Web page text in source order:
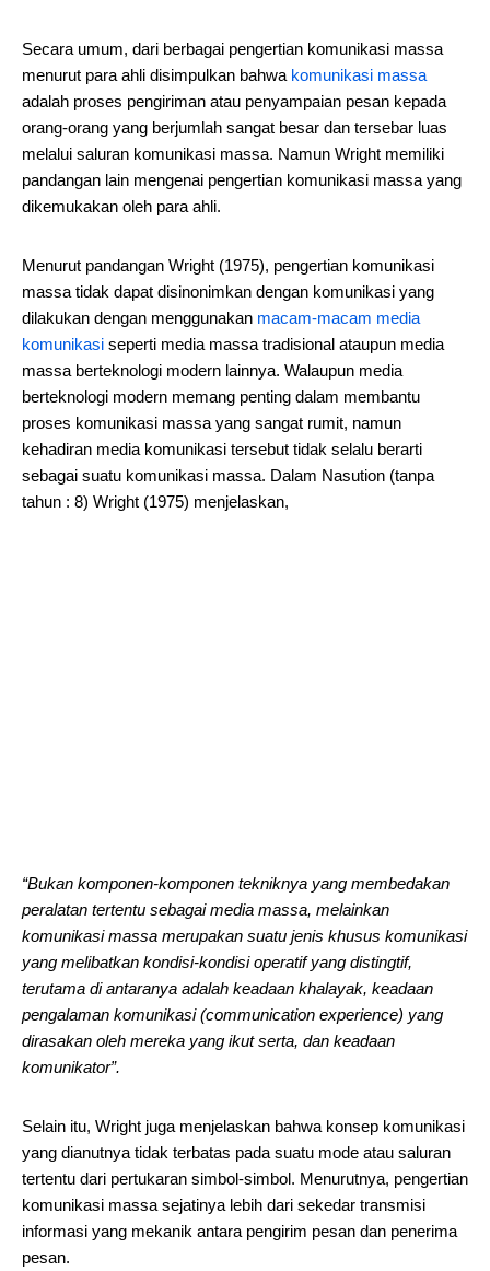
Secara umum, dari berbagai pengertian komunikasi massa
menurut para ahli disimpulkan bahwa komunikasi massa
adalah proses pengiriman atau penyampaian pesan kepada
orang-orang yang berjumlah sangat besar dan tersebar luas
melalui saluran komunikasi massa. Namun Wright memiliki
pandangan lain mengenai pengertian komunikasi massa yang
dikemukakan oleh para ahli.
Menurut pandangan Wright (1975), pengertian komunikasi
massa tidak dapat disinonimkan dengan komunikasi yang
dilakukan dengan menggunakan macam-macam media
komunikasi seperti media massa tradisional ataupun media
massa berteknologi modern lainnya. Walaupun media
berteknologi modern memang penting dalam membantu
proses komunikasi massa yang sangat rumit, namun
kehadiran media komunikasi tersebut tidak selalu berarti
sebagai suatu komunikasi massa. Dalam Nasution (tanpa
tahun : 8) Wright (1975) menjelaskan,
“Bukan komponen-komponen tekniknya yang membedakan
peralatan tertentu sebagai media massa, melainkan
komunikasi massa merupakan suatu jenis khusus komunikasi
yang melibatkan kondisi-kondisi operatif yang distingtif,
terutama di antaranya adalah keadaan khalayak, keadaan
pengalaman komunikasi (communication experience) yang
dirasakan oleh mereka yang ikut serta, dan keadaan
komunikator”.
Selain itu, Wright juga menjelaskan bahwa konsep komunikasi
yang dianutnya tidak terbatas pada suatu mode atau saluran
tertentu dari pertukaran simbol-simbol. Menurutnya, pengertian
komunikasi massa sejatinya lebih dari sekedar transmisi
informasi yang mekanik antara pengirim pesan dan penerima
pesan.